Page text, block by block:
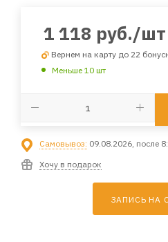
1 118 руб./шт
Вернем на карту до 22
Меньше 10 шт
Самовывоз: 09.08.2026, после
Хочу в подарок
ЗАПИСЬ НА